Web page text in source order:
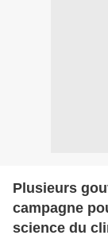
Plusieurs
campagne
science du